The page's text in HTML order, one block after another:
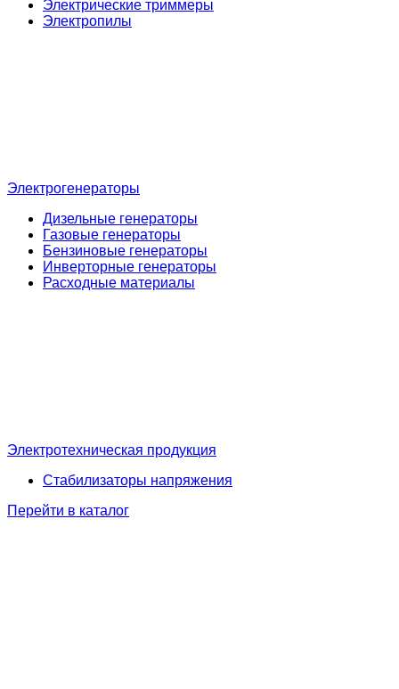
Электрические триммеры
Электропилы
Электрогенераторы
Дизельные генераторы
Газовые генераторы
Бензиновые генераторы
Инверторные генераторы
Расходные материалы
Электротехническая продукция
Стабилизаторы напряжения
Перейти в каталог